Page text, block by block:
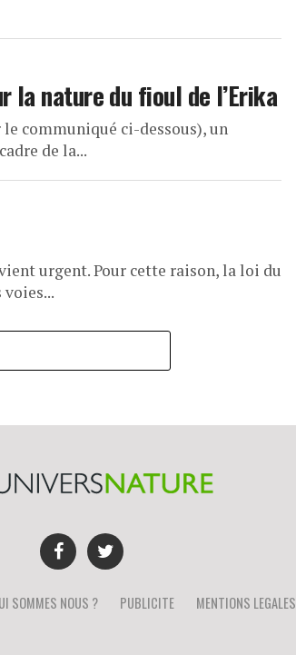
la nature du fioul de l’Erika
communiqué ci-dessous), un
de la...
urgent. Pour cette raison, la loi du
SOMMES NOUS ? PUBLICITE MENTIONS LEGALES